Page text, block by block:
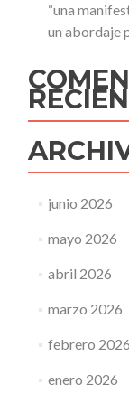
“una
un abordaje
junio 2026
mayo 2026
abril 2026
marzo 2026
febrero 2026
enero 2026